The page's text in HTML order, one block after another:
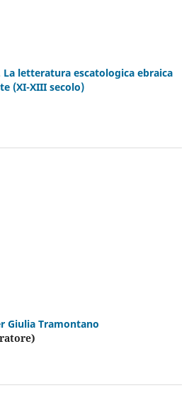
La letteratura escatologica ebraica
(XI-XIII secolo)
Giulia Tramontano